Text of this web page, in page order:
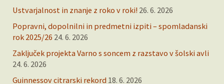
Ustvarjalnost in znanje z roko v roki! 26. 6. 2026
Popravni, dopolnilni in predmetni izpiti – spomladanski
rok 2025/26 24. 6. 2026
Zaključek projekta Varno s soncem z razstavo v šolski avli
24. 6. 2026
Guinnessov citrarski rekord 18. 6. 2026